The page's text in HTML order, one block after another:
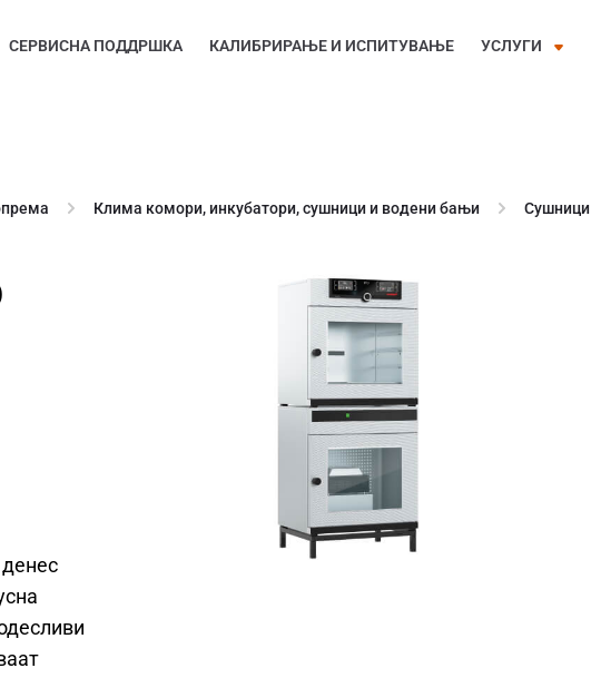
СЕРВИСНА ПОДДРШКА КАЛИБРИРАЊЕ И ИСПИТУВАЊЕ УСЛУГИ
Клима комори, инкубатори, сушници и водени бањи Сушници